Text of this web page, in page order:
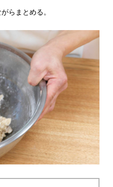
らまとめる。